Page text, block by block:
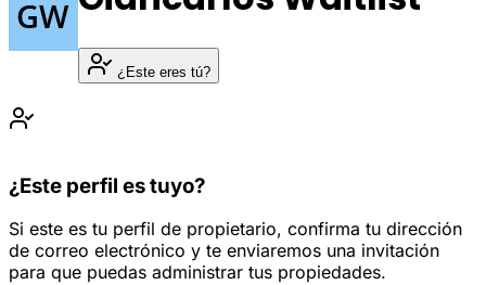
¿Este eres tú?
¿Este perfil es tuyo?
Si este es tu perfil de propietario, confirma tu dirección
de correo electrónico y te enviaremos una invitación
para que puedas administrar tus propiedades.